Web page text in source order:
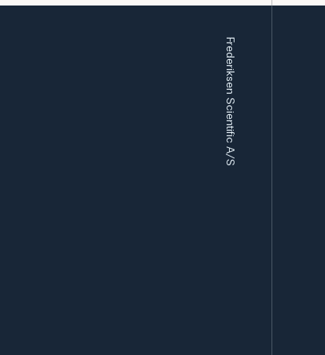
Frederiksen Scientific A/S